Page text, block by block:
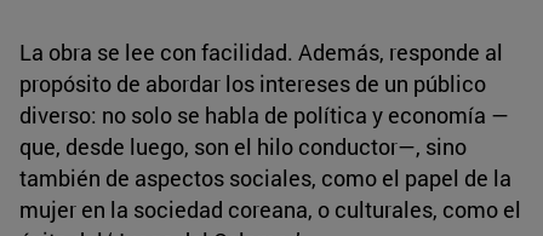
La obra se lee con facilidad. Además, responde al
propósito de abordar los intereses de un público
diverso: no solo se habla de política y economía —
que, desde luego, son el hilo conductor—, sino
también de aspectos sociales, como el papel de la
mujer en la sociedad coreana, o culturales, como el